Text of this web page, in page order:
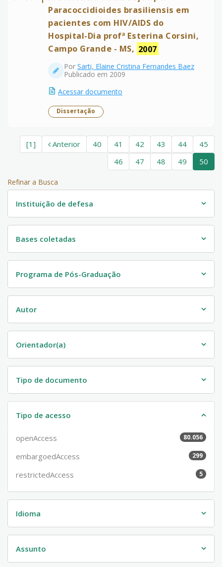
Paracoccidioides brasiliensis em
pacientes com HIV/AIDS do
Hospital-Dia profª Esterina Corsini,
Campo Grande - MS, 2007
Por Sarti, Elaine Cristina Fernandes Baez
Publicado em 2009
Acessar documento
Dissertação
[1] Anterior 40 41 42 43 44
45
46
47 48 49 50
Refinar a Busca
Instituição de defesa
Bases coletadas
Programa de Pós-Graduação
Autor
Orientador(a)
Tipo de documento
Tipo de acesso
openAccess 80.056
embargoedAccess 299
restrictedAccess 5
Idioma
Assunto